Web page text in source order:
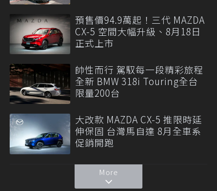
預售價94.9萬起！三代 MAZDA
CX-5 空間大幅升級、8月18日
正式上市
帥性而行 駕馭每一段精彩旅程
全新 BMW 318i Touring全台
限量200台
大改款 MAZDA CX-5 推限時延
伸保固 台灣馬自達 8月全車系
促銷開跑
More